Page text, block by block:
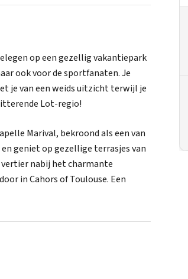
op een gezellig vakantiepark
ook voor de sportfanaten. Je
je van een weids uitzicht terwijl je
Lot-regio!
Marival, bekroond als een van
geniet op gezellige terrasjes van
nabij het charmante
in Cahors of Toulouse. Een